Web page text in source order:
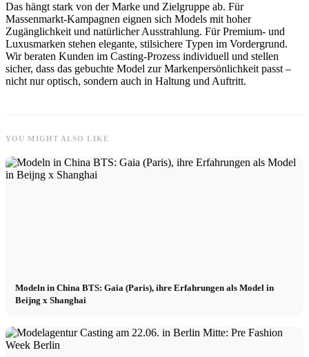
Das hängt stark von der Marke und Zielgruppe ab. Für
Massenmarkt-Kampagnen eignen sich Models mit hoher
Zugänglichkeit und natürlicher Ausstrahlung. Für Premium- und
Luxusmarken stehen elegante, stilsichere Typen im Vordergrund.
Wir beraten Kunden im Casting-Prozess individuell und stellen
sicher, dass das gebuchte Model zur Markenpersönlichkeit passt –
nicht nur optisch, sondern auch in Haltung und Auftritt.
YOU MIGHT ALSO LIKE
Modeln in China BTS: Gaia (Paris), ihre Erfahrungen als Model in
Beijng x Shanghai